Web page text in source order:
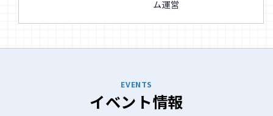
ム運営
イベント情報
EVENTS